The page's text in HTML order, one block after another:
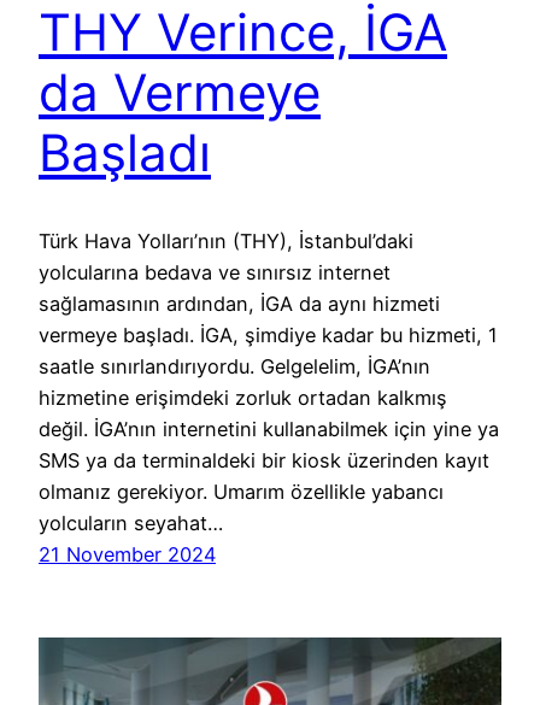
THY Verince, İGA
da Vermeye
Başladı
Türk Hava Yolları’nın (THY), İstanbul’daki
yolcularına bedava ve sınırsız internet
sağlamasının ardından, İGA da aynı hizmeti
vermeye başladı. İGA, şimdiye kadar bu hizmeti, 1
saatle sınırlandırıyordu. Gelgelelim, İGA’nın
hizmetine erişimdeki zorluk ortadan kalkmış
değil. İGA’nın internetini kullanabilmek için yine ya
SMS ya da terminaldeki bir kiosk üzerinden kayıt
olmanız gerekiyor. Umarım özellikle yabancı
yolcuların seyahat…
21 November 2024